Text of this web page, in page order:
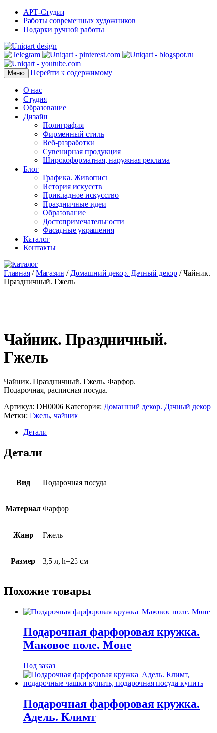
АРТ-Студия
Работы современных художников
Подарки ручной работы
Меню Перейти к содержимому
О нас
Студия
Образование
Дизайн
Полиграфия
Фирменный стиль
Веб-разработки
Сувенирная продукция
Широкоформатная, наружная реклама
Блог
Графика. Живопись
История искусств
Прикладное искусство
Праздничные идеи
Образование
Достопримечательности
Фасадные украшения
Каталог
Контакты
Главная /Магазин / Домашний декор. Дачный декор / Чайник.
Праздничный. Гжель
Чайник. Праздничный.
Гжель
Чайник. Праздничный. Гжель. Фарфор.
Подарочная, расписная посуда.
Артикул: DH0006 Категория: Домашний декор. Дачный декор
Метки: Гжель, чайник
Детали
Детали
Вид Подарочная посуда
Материал Фарфор
Жанр Гжель
Размер 3,5 л, h=23 см
Похожие товары
Подарочная фарфоровая кружка.
Маковое поле. Моне
Под заказ
Подарочная фарфоровая кружка.
Адель. Климт